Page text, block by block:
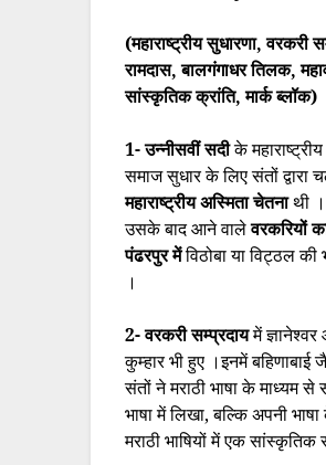
(महाराष्ट्रीय सुधारणा, वरकरी
रामदास, बालगंगाधर तिलक,
सांस्कृतिक क्रांति, मार्क ब्लॉक)
1- उन्नीसवीं सदीके
समाज सुधार के लिए संतों द्वारा
महाराष्ट्रीय अस्मिता चेतनाथी
उसके बाद आने वालेवरकरियों
पंढरपुर मेंविठोबा या विट्ठल
।
2- वरकरी सम्प्रदायमें
कुम्हार भी हुए ।इनमें
संतों ने मराठी भाषा के माध्यम से
भाषा में लिखा, बल्कि अपनी
मराठी भाषियों में एक